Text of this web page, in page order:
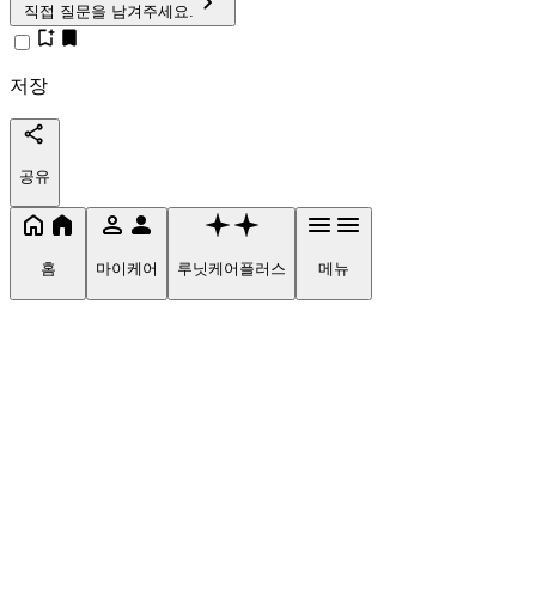
직접 질문을 남겨주세요.
저장
공유
홈 마이케어 루닛케어플러스 메뉴